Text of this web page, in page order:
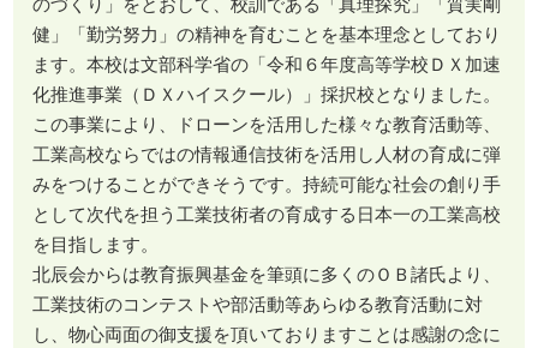
健」「勤労努力」の精神を育むことを基本理念としており
ます。本校は文部科学省の「令和６年度高等学校ＤＸ加速
化推進事業（ＤＸハイスクール）」採択校となりました。
この事業により、ドローンを活用した様々な教育活動等、
工業高校ならではの情報通信技術を活用し人材の育成に弾
みをつけることができそうです。持続可能な社会の創り手
として次代を担う工業技術者の育成する日本一の工業高校
を目指します。
北辰会からは教育振興基金を筆頭に多くのＯＢ諸氏より、
工業技術のコンテストや部活動等あらゆる教育活動に対
し、物心両面の御支援を頂いておりますことは感謝の念に